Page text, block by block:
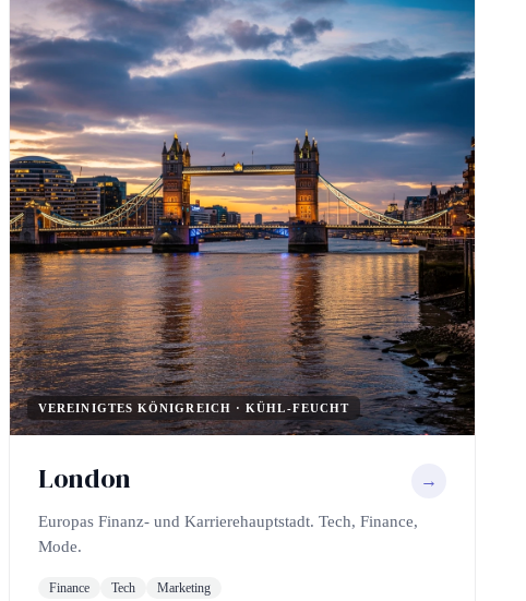
VEREINIGTES KÖNIGREICH · KÜHL-FEUCHT
London →
Europas Finanz- und Karrierehauptstadt. Tech, Finance,
Mode.
Finance Tech Marketing